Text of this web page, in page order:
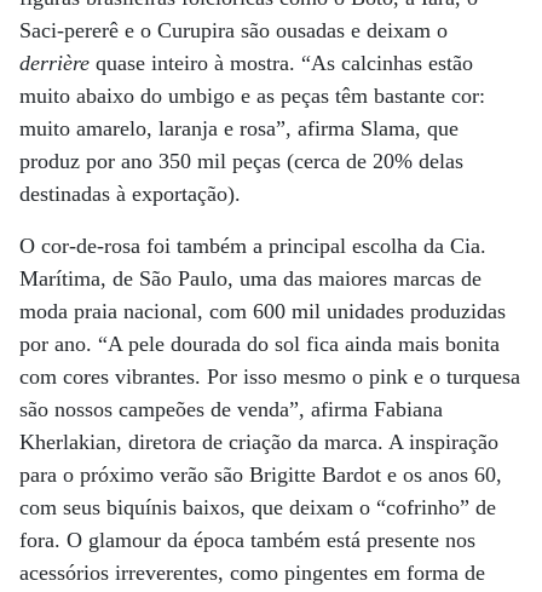
Saci-pererê e o Curupira são ousadas e deixam o
derrière quase inteiro à mostra. “As calcinhas estão
muito abaixo do umbigo e as peças têm bastante cor:
muito amarelo, laranja e rosa”, afirma Slama, que
produz por ano 350 mil peças (cerca de 20% delas
destinadas à exportação).
O cor-de-rosa foi também a principal escolha da Cia.
Marítima, de São Paulo, uma das maiores marcas de
moda praia nacional, com 600 mil unidades produzidas
por ano. “A pele dourada do sol fica ainda mais bonita
com cores vibrantes. Por isso mesmo o pink e o turquesa
são nossos campeões de venda”, afirma Fabiana
Kherlakian, diretora de criação da marca. A inspiração
para o próximo verão são Brigitte Bardot e os anos 60,
com seus biquínis baixos, que deixam o “cofrinho” de
fora. O glamour da época também está presente nos
acessórios irreverentes, como pingentes em forma de